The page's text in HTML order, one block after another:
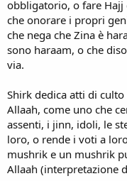
obbligatorio, o fare Hajj
che onorare i propri
che nega che Zina è
sono haraam, o che
via.
Shirk dedica atti di
Allaah, come uno che
assenti, i jinn, idoli, le
loro, o rende i voti a
mushrik e un mushrik
Allaah (interpretazione